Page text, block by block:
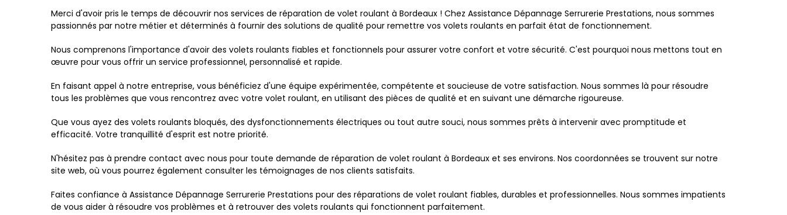
Merci d'avoir pris le temps de découvrir nos services de réparation de volet roulant à Bordeaux ! Chez Assistance Dépannage Serrurerie Prestations, nous sommes
passionnés par notre métier et déterminés à fournir des solutions de qualité pour remettre vos volets roulants en parfait état de fonctionnement.
Nous comprenons l'importance d'avoir des volets roulants fiables et fonctionnels pour assurer votre confort et votre sécurité. C'est pourquoi nous mettons tout en
œuvre pour vous offrir un service professionnel, personnalisé et rapide.
En faisant appel à notre entreprise, vous bénéficiez d'une équipe expérimentée, compétente et soucieuse de votre satisfaction. Nous sommes là pour résoudre
tous les problèmes que vous rencontrez avec votre volet roulant, en utilisant des pièces de qualité et en suivant une démarche rigoureuse.
Que vous ayez des volets roulants bloqués, des dysfonctionnements électriques ou tout autre souci, nous sommes prêts à intervenir avec promptitude et
efficacité. Votre tranquillité d'esprit est notre priorité.
N'hésitez pas à prendre contact avec nous pour toute demande de réparation de volet roulant à Bordeaux et ses environs. Nos coordonnées se trouvent sur notre
site web, où vous pourrez également consulter les témoignages de nos clients satisfaits.
Faites confiance à Assistance Dépannage Serrurerie Prestations pour des réparations de volet roulant fiables, durables et professionnelles. Nous sommes impatients
de vous aider à résoudre vos problèmes et à retrouver des volets roulants qui fonctionnent parfaitement.